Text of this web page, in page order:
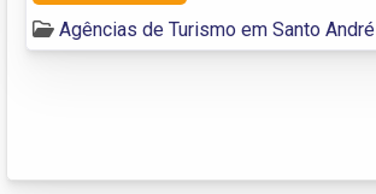
Agências de Turismo em Santo André